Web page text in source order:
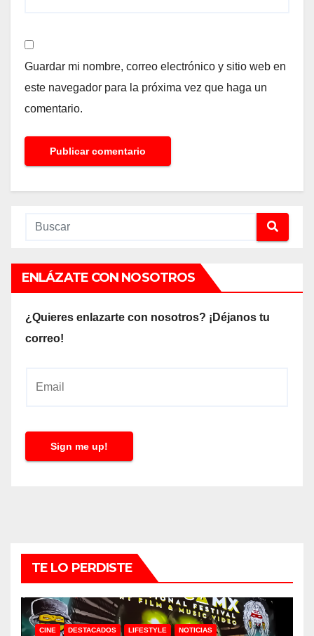
Guardar mi nombre, correo electrónico y sitio web en
este navegador para la próxima vez que haga un
comentario.
ENLÁZATE CON NOSOTROS
¿Quieres enlazarte con nosotros? ¡Déjanos tu
correo!
l
Sign me up!
TE LO PERDISTE
CINE DESTACADOS LIFESTYLE NOTICIAS